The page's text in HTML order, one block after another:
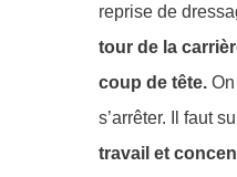
reprise de
tour de la
coup de tête.
s’arrêter. Il faut
travail et